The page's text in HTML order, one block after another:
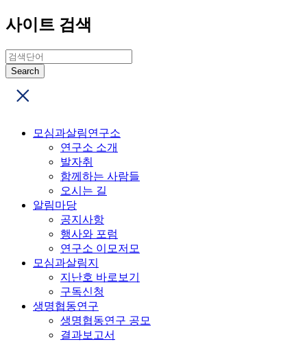
사이트 검색
모심과살림연구소
연구소 소개
발자취
함께하는 사람들
오시는 길
알림마당
공지사항
행사와 포럼
연구소 이모저모
모심과살림지
지난호 바로보기
구독신청
생명협동연구
생명협동연구 공모
결과보고서